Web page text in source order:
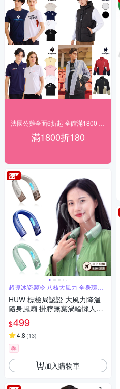
滿1800折180
超導冰瓷製冷 八核大風力 全身環繞
送風
HUW 標檢局認證 大風力降溫
隨身風扇 掛脖無葉渦輪懶人風
扇 戶外露營靜音便攜迷你風扇
（可上飛機）
$499
4.8 (13)
券
加入購物車